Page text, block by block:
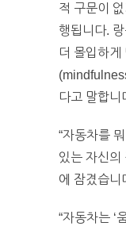
적 구문이
행됩니다.
더 몰입하게
다고 말합니
“자동차를
있는 자신의
에 잠겼습니
“자동차는 ‘